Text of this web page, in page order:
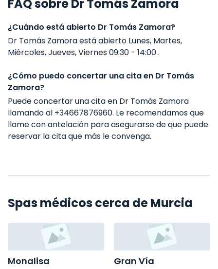
FAQ sobre Dr Tomás Zamora
¿Cuándo está abierto Dr Tomás Zamora?
Dr Tomás Zamora está abierto Lunes, Martes,
Miércoles, Jueves, Viernes 09:30 - 14:00 .
¿Cómo puedo concertar una cita en Dr Tomás
Zamora?
Puede concertar una cita en Dr Tomás Zamora
llamando al +34667876960. Le recomendamos que
llame con antelación para asegurarse de que puede
reservar la cita que más le convenga.
Spas médicos cerca de Murcia
Monalisa Gran Vía